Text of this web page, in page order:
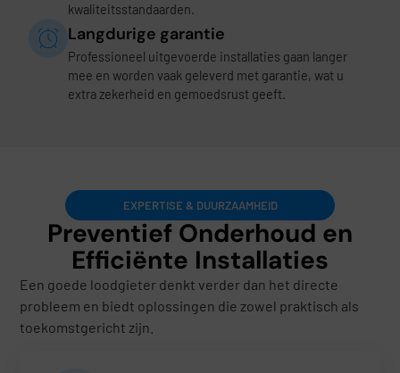
kwaliteitsstandaarden.
Langdurige garantie
Professioneel uitgevoerde installaties gaan langer
mee en worden vaak geleverd met garantie, wat u
extra zekerheid en gemoedsrust geeft.
EXPERTISE & DUURZAAMHEID
Preventief Onderhoud en
Efficiënte Installaties
Een goede loodgieter denkt verder dan het directe
probleem en biedt oplossingen die zowel praktisch als
toekomstgericht zijn.